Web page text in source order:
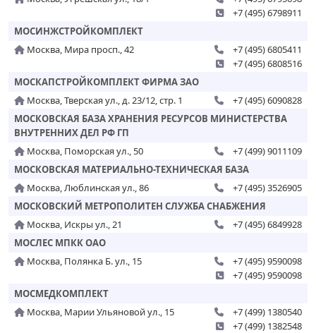
+7 (495) 6798911
МОСИНЖСТРОЙКОМПЛЕКТ
Москва, Мира просп., 42
+7 (495) 6805411
+7 (495) 6808516
МОСКАПСТРОЙКОМПЛЕКТ ФИРМА ЗАО
Москва, Тверская ул., д. 23/12, стр. 1
+7 (495) 6090828
МОСКОВСКАЯ БАЗА ХРАНЕНИЯ РЕСУРСОВ МИНИСТЕРСТВА
ВНУТРЕННИХ ДЕЛ РФ ГП
Москва, Поморская ул., 50
+7 (499) 9011109
МОСКОВСКАЯ МАТЕРИАЛЬНО-ТЕХНИЧЕСКАЯ БАЗА
Москва, Люблинская ул., 86
+7 (495) 3526905
МОСКОВСКИЙ МЕТРОПОЛИТЕН СЛУЖБА СНАБЖЕНИЯ
Москва, Искры ул., 21
+7 (495) 6849928
МОСЛЕС МПКК ОАО
Москва, Полянка Б. ул., 15
+7 (495) 9590098
+7 (495) 9590098
МОСМЕДКОМПЛЕКТ
Москва, Марии Ульяновой ул., 15
+7 (499) 1380540
+7 (499) 1382548